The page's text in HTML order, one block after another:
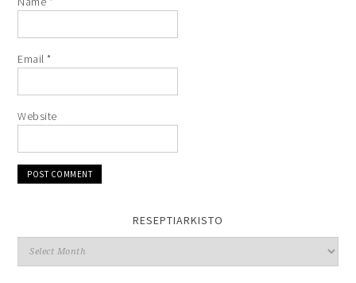
Email*
Website
RESEPTIARKISTO